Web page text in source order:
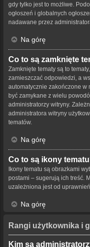
gdy tylko jest to możliwe.
ogłoszeń i globalnych
nadawane przez
Na górę
Co to są zamknięte
Zamknięte tematy są to
zamieszczać odpowiedzi, a
automatycznie zakończone w
być zamykane z wielu
administratorzy witryny.
administratora witryny
tematów.
Na górę
Co to są ikony
Ikony tematu są obrazkami
postami – sugerują ich treść.
uzależniona jest od
Na górę
Rangi użytkownika i
Kim są